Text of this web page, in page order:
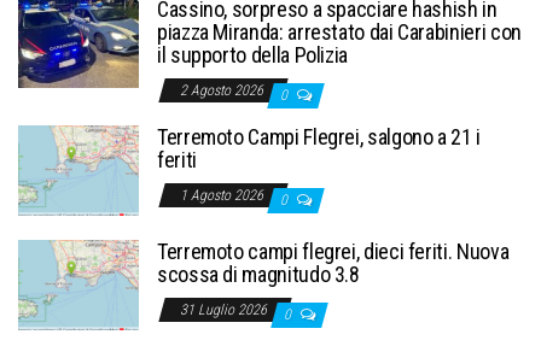
Cassino, sorpreso a spacciare hashish in
piazza Miranda: arrestato dai Carabinieri con
il supporto della Polizia
2 Agosto 2026 0
Terremoto Campi Flegrei, salgono a 21 i
feriti
1 Agosto 2026 0
Terremoto campi flegrei, dieci feriti. Nuova
scossa di magnitudo 3.8
31 Luglio 2026 0